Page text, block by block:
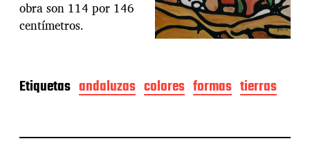
obra son 114 por 146
centímetros.
Etiquetas andaluzas colores formas tierras